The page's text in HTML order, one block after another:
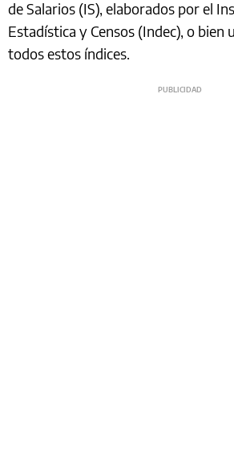
de Salarios (IS), elaborados por el
Estadística y Censos (Indec), o bien
todos estos índices.